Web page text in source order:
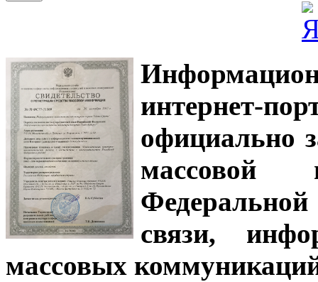
интернет-
официально
связи,
массовых